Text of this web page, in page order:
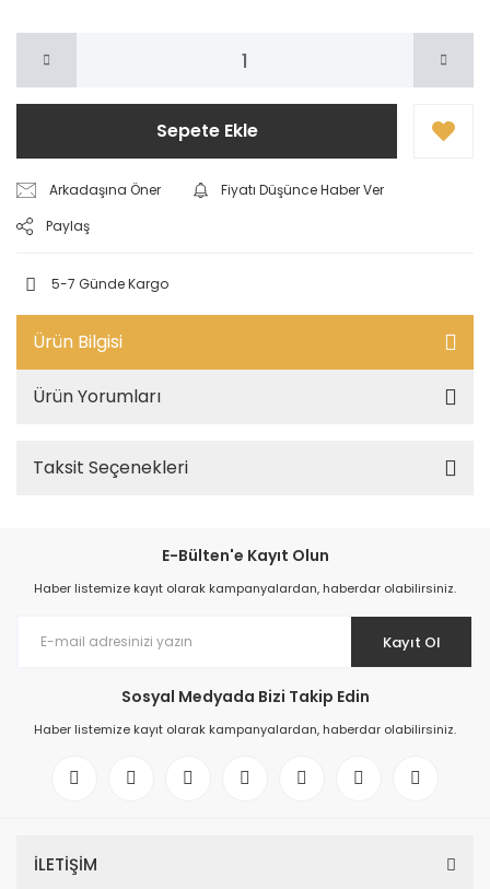
Sepete Ekle
Arkadaşına Öner
Fiyatı Düşünce Haber Ver
Paylaş
5-7 Günde Kargo
Ürün Bilgisi
Ürün Yorumları
Taksit Seçenekleri
E-Bülten'e Kayıt Olun
Haber listemize kayıt olarak kampanyalardan, haberdar olabilirsiniz.
Kayıt Ol
Sosyal Medyada Bizi Takip Edin
Haber listemize kayıt olarak kampanyalardan, haberdar olabilirsiniz.
İLETİŞİM